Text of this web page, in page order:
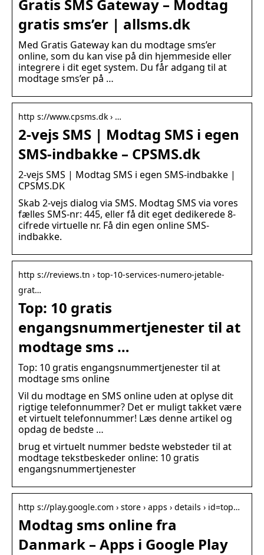
Gratis SMS Gateway – Modtag
gratis sms’er | allsms.dk
Med Gratis Gateway kan du modtage sms’er
online, som du kan vise på din hjemmeside eller
integrere i dit eget system. Du får adgang til at
modtage sms’er på …
http s://www.cpsms.dk › …
2-vejs SMS | Modtag SMS i egen
SMS-indbakke – CPSMS.dk
2-vejs SMS | Modtag SMS i egen SMS-indbakke |
CPSMS.DK
Skab 2-vejs dialog via SMS. Modtag SMS via vores
fælles SMS-nr: 445, eller få dit eget dedikerede 8-
cifrede virtuelle nr. Få din egen online SMS-
indbakke.
http s://reviews.tn › top-10-services-numero-jetable-
grat…
Top: 10 gratis
engangsnummertjenester til at
modtage sms …
Top: 10 gratis engangsnummertjenester til at
modtage sms online
Vil du modtage en SMS online uden at oplyse dit
rigtige telefonnummer? Det er muligt takket være
et virtuelt telefonnummer! Læs denne artikel og
opdag de bedste …
brug et virtuelt nummer bedste websteder til at
modtage tekstbeskeder online: 10 gratis
engangsnummertjenester
http s://play.google.com › store › apps › details › id=top…
Modtag sms online fra
Danmark – Apps i Google Play